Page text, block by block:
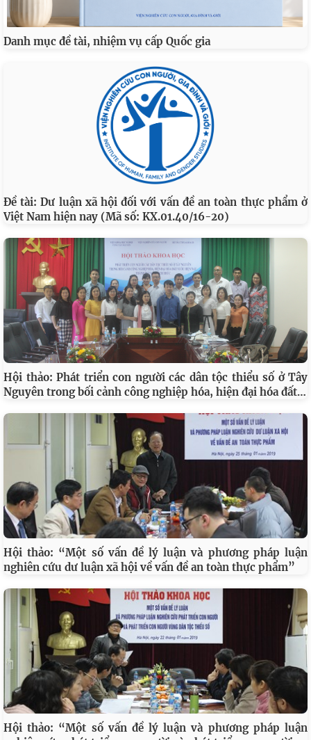
Danh mục đề tài, nhiệm vụ cấp Quốc gia
Đề tài: Dư luận xã hội đối với vấn đề an toàn thực phẩm ở
Việt Nam hiện nay (Mã số: KX.01.40/16-20)
Hội thảo: Phát triển con người các dân tộc thiểu số ở Tây
Nguyên trong bối cảnh công nghiệp hóa, hiện đại hóa đất…
Hội thảo: “Một số vấn đề lý luận và phương pháp luận
nghiên cứu dư luận xã hội về vấn đề an toàn thực phẩm”
Hội thảo: “Một số vấn đề lý luận và phương pháp luận